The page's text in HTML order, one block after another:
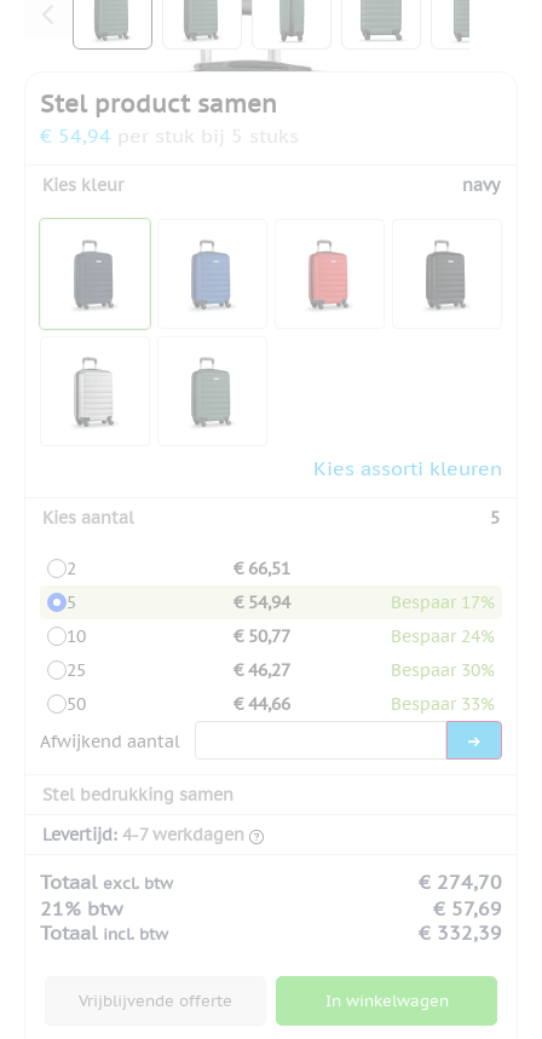
Stel product samen
€ 54,94 per stuk bij 5 stuks
Kies kleur navy
Kies assorti kleuren
Kies aantal 5
2
€ 66,51
5
€ 54,94
Bespaar 17%
10
€ 50,77
Bespaar 24%
25
€ 46,27
Bespaar 30%
50
€ 44,66
Bespaar 33%
Afwijkend aantal
Stel bedrukking samen
Levertijd: 4-7 werkdagen
Totaal excl. btw
€ 274,70
21% btw
€ 57,69
Totaal incl. btw € 332,39
Vrijblijvende offerte In winkelwagen